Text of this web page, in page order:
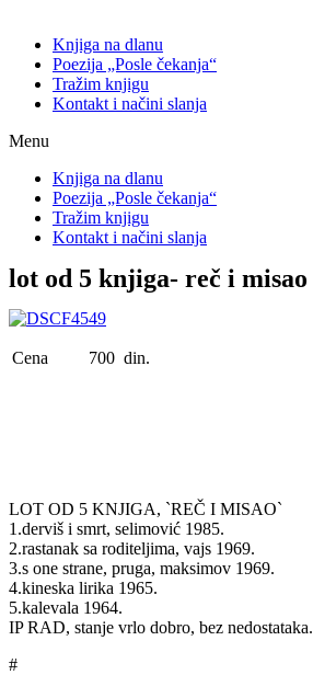
Knjiga na dlanu
Poezija „Posle čekanja“
Tražim knjigu
Kontakt i načini slanja
Menu
Knjiga na dlanu
Poezija „Posle čekanja“
Tražim knjigu
Kontakt i načini slanja
lot od 5 knjiga- reč i misao
Cena 700 din.
LOT OD 5 KNJIGA, `REČ I MISAO`
1.derviš i smrt, selimović 1985.
2.rastanak sa roditeljima, vajs 1969.
3.s one strane, pruga, maksimov 1969.
4.kineska lirika 1965.
5.kalevala 1964.
IP RAD, stanje vrlo dobro, bez nedostataka.
#